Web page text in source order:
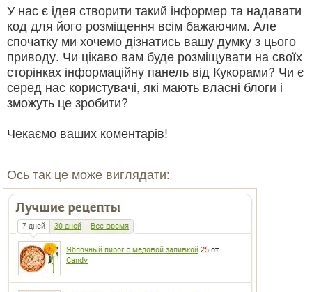
У нас є ідея створити такий інформер та надавати
код для його розміщення всім бажаючим. Але
спочатку ми хочемо дізнатись вашу думку з цього
приводу. Чи цікаво вам буде розміщувати на своїх
сторінках інформаційну панель від Кукорами? Чи є
серед нас користувачі, які мають власні блоги і
зможуть це зробити?
Чекаємо ваших коментарів!
Ось так це може виглядати: